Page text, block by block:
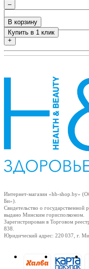
–
+
В корзину
Купить в 1 клик
Интернет-магазин «hb-shop.by»
Би»).
Свидетельство о
выдано Минским горисполкомом.
Зарегистрирован в Торговом
838.
Юридический адрес: 220 037, г.